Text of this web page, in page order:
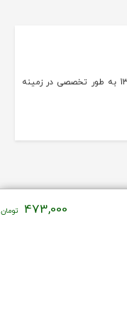
473,000
فروشگاه تهران ضبط فعالیت خود را درسال 1379 به طور تخصصی در زمینه